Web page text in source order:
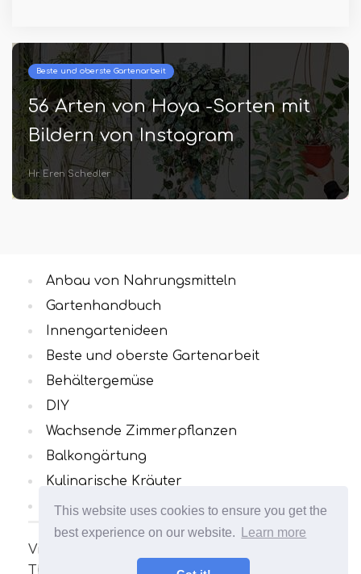
This website uses cookies to ensure you get the
best experience on our website.
Learn more
Beste und oberste Gartenarbeit
56 Arten von Hoya -Sorten mit
Bildern von Instagram
Hr. Eren Schedler
Viele interessante und nützliche Artikel zum
Thema Gartenarbeit. Ihr Garten wird
Anbau von Nahrungsmitteln
Gartenhandbuch
Innengartenideen
Beste und oberste Gartenarbeit
Behältergemüse
DIY
Wachsende Zimmerpflanzen
Balkongärtung
Kulinarische Kräuter
Alle Kategorien